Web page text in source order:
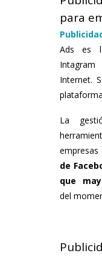
para
Ads es
Internet.
La
empresas
de
que
del